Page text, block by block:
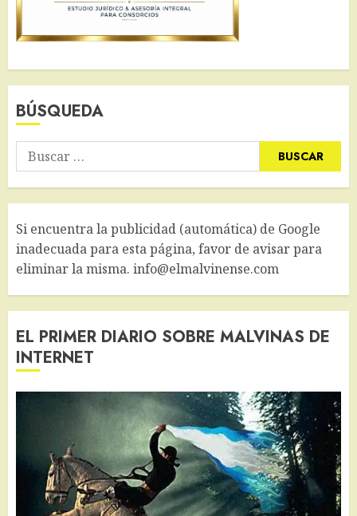
BÚSQUEDA
Buscar:
Si encuentra la publicidad (automática) de Google
inadecuada para esta página, favor de avisar para
eliminar la misma. info@elmalvinense.com
EL PRIMER DIARIO SOBRE MALVINAS DE
INTERNET